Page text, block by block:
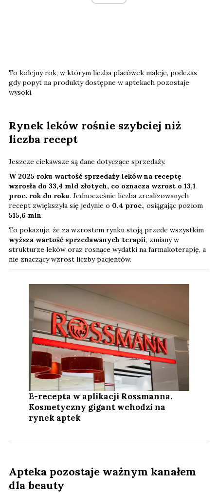
To kolejny rok, w którym liczba placówek maleje, podczas
gdy popyt na produkty dostępne w aptekach pozostaje
wysoki.
Rynek leków rośnie szybciej niż
liczba recept
Jeszcze ciekawsze są dane dotyczące sprzedaży.
W 2025 roku wartość sprzedaży leków na receptę
wzrosła do 33,4 mld złotych, co oznacza wzrost o 13,1
proc. rok do roku. Jednocześnie liczba zrealizowanych
recept zwiększyła się jedynie o 0,4 proc., osiągając poziom
515,6 mln.
To pokazuje, że za wzrostem rynku stoją przede wszystkim
wyższa wartość sprzedawanych terapii, zmiany w
strukturze leków oraz rosnące wydatki na farmakoterapię, a
nie znaczący wzrost liczby pacjentów.
E-recepta w aplikacji Rossmanna.
Kosmetyczny gigant wchodzi na
rynek aptek
Apteka pozostaje ważnym kanałem
dla beauty